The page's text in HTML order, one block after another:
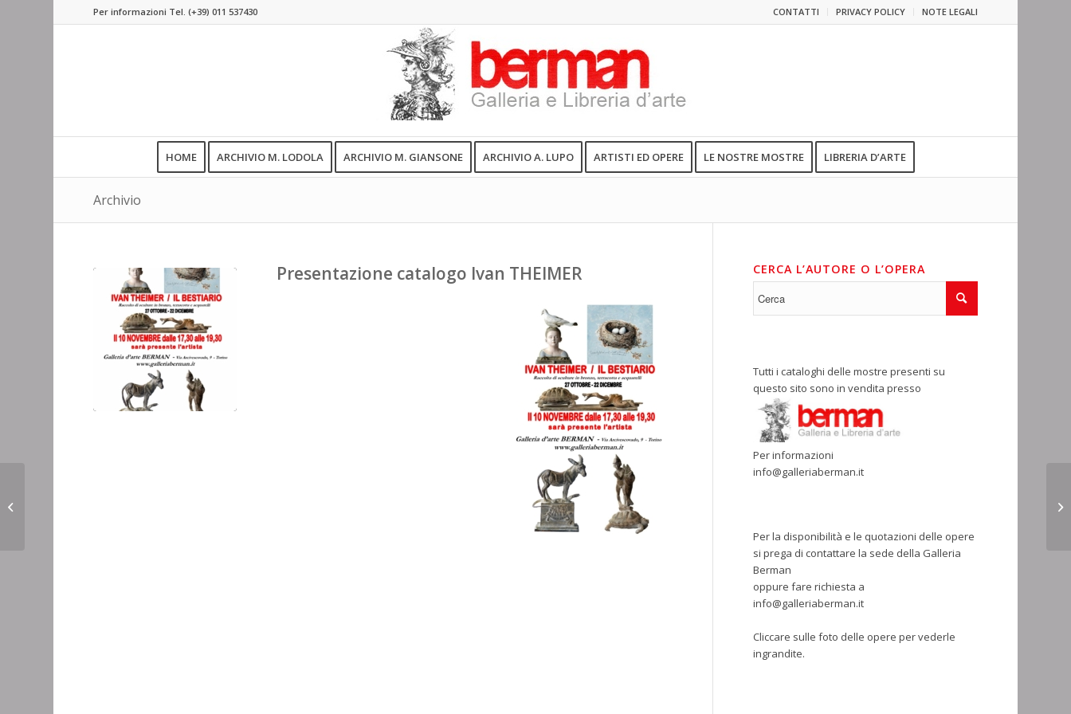
CONTATTI PRIVACY POLICY NOTE LEGALI
Per informazioni Tel.(+39) 011 537430
HOME ARCHIVIO M. LODOLA ARCHIVIO M. GIANSONE ARCHIVIO A. LUPO ARTISTI ED OPERE LE NOSTRE MOSTRE LIBRERIA D’ARTE
Archivio
Presentazione catalogo Ivan THEIMER CERCA L’AUTORE O L’OPERA
Tutti i cataloghi delle mostre presenti su
questo sito sono in vendita presso
Per informazioni
info@galleriaberman.it
Per la disponibilità e le quotazioni delle opere
si prega di contattare la sede della Galleria
Berman
oppure fare richiesta a
info@galleriaberman.it
Cliccare sulle foto delle opere per vederle
ingrandite.